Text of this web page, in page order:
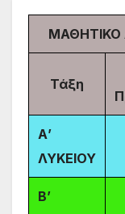
ΜΑΘΗΤΙΚΟ
Τάξη
Α’
ΛΥΚΕΙΟΥ
Β’